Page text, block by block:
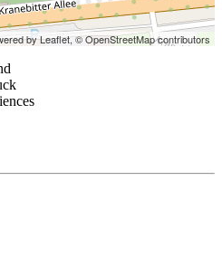
by Leaflet,© OpenStreetMap contributors